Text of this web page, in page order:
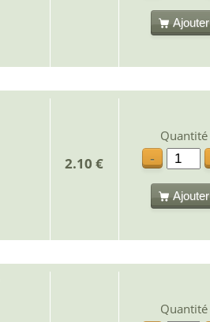
Ajouter
2.10 €
Quantité
-
Ajouter
Quantité